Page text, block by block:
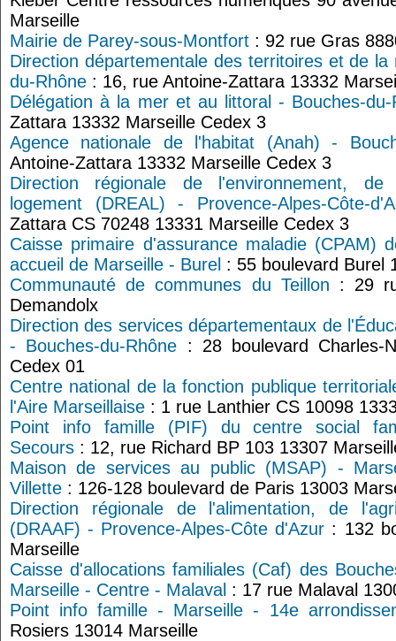
Marseille
Mairie de Parey-sous-Montfort : 92 rue Gras
Direction départementale des territoires et de
du-Rhône : 16, rue Antoine-Zattara 13332
Délégation à la mer et au littoral - Bouches-du-
Zattara 13332 Marseille Cedex 3
Agence nationale de l'habitat (Anah) -
Antoine-Zattara 13332 Marseille Cedex 3
Direction régionale de l'environnement,
logement (DREAL) - Provence-Alpes-Côte-
Zattara CS 70248 13331 Marseille Cedex 3
Caisse primaire d'assurance maladie (CPAM)
accueil de Marseille - Burel : 55 boulevard Burel
Communauté de communes du Teillon : 29
Demandolx
Direction des services départementaux de
- Bouches-du-Rhône : 28 boulevard Charles-
Cedex 01
Centre national de la fonction publique
l'Aire Marseillaise : 1 rue Lanthier CS 10098
Point info famille (PIF) du centre social
Secours : 12, rue Richard BP 103 13307
Maison de services au public (MSAP) -
Villette : 126-128 boulevard de Paris 13003
Direction régionale de l'alimentation, de
(DRAAF) - Provence-Alpes-Côte d'Azur : 132
Marseille
Caisse d'allocations familiales (Caf) des
Marseille - Centre - Malaval : 17 rue Malaval
Point info famille - Marseille - 14e
Rosiers 13014 Marseille